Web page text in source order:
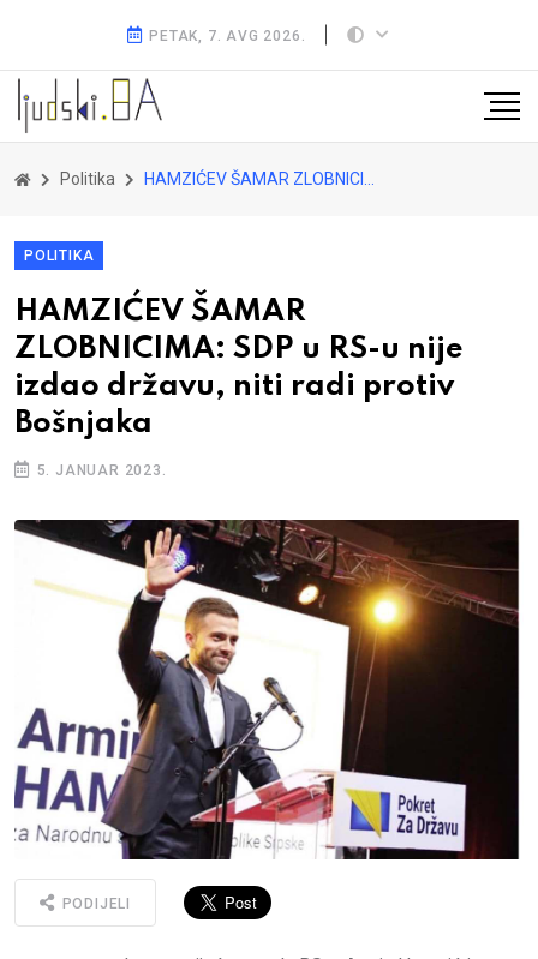
PETAK, 7. AVG 2026.
Politika HAMZIĆEV ŠAMAR ZLOBNICIMA: SDP u RS-u nije izdao državu, niti radi protiv Bošnjaka
POLITIKA
HAMZIĆEV ŠAMAR
ZLOBNICIMA: SDP u RS-u nije
izdao državu, niti radi protiv
Bošnjaka
5. JANUAR 2023.
PODIJELI